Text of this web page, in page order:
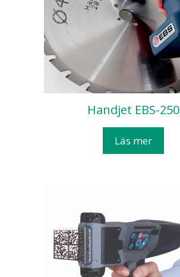
Handjet EBS-250
Läs mer